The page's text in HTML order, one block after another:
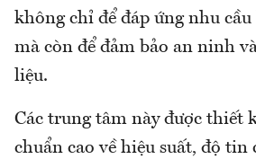
không chỉ để đáp ứng nhu
mà còn để đảm bảo an ninh
liệu.
Các trung tâm này được thiết
chuẩn cao về hiệu suất, độ tin